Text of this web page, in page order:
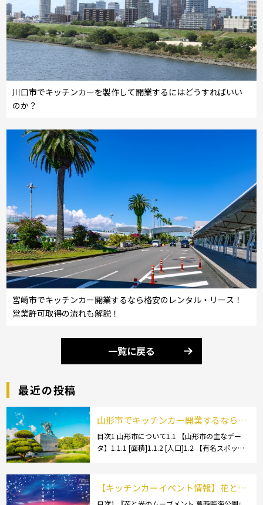
川口市でキッチンカーを製作して開業するにはどうすればいい
のか？
宮崎市でキッチンカー開業するなら格安のレンタル・リース！
営業許可取得の流れも解説！
一覧に戻る
最近の投稿
山形市でキッチンカー開業するなら格
安のレンタル・リース！営業許可取得
の流れも解説！
目次1 山形市について1.1 【山形市の主なデー
タ】1.1.1 [面積]1.1.2 [人口]1.2 【有名スポッ
【キッチンカーイベント情報】花と光
のムーブメント 葛西臨海公園が開催さ